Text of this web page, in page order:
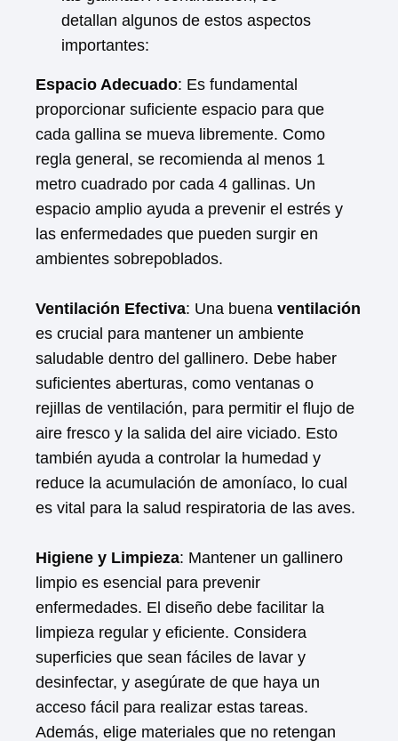
detallan algunos de estos aspectos
importantes:
Espacio Adecuado: Es fundamental
proporcionar suficiente espacio para que
cada gallina se mueva libremente. Como
regla general, se recomienda al menos 1
metro cuadrado por cada 4 gallinas. Un
espacio amplio ayuda a prevenir el estrés y
las enfermedades que pueden surgir en
ambientes sobrepoblados.
Ventilación Efectiva: Una buena ventilación
es crucial para mantener un ambiente
saludable dentro del gallinero. Debe haber
suficientes aberturas, como ventanas o
rejillas de ventilación, para permitir el flujo de
aire fresco y la salida del aire viciado. Esto
también ayuda a controlar la humedad y
reduce la acumulación de amoníaco, lo cual
es vital para la salud respiratoria de las aves.
Higiene y Limpieza: Mantener un gallinero
limpio es esencial para prevenir
enfermedades. El diseño debe facilitar la
limpieza regular y eficiente. Considera
superficies que sean fáciles de lavar y
desinfectar, y asegúrate de que haya un
acceso fácil para realizar estas tareas.
Además, elige materiales que no retengan